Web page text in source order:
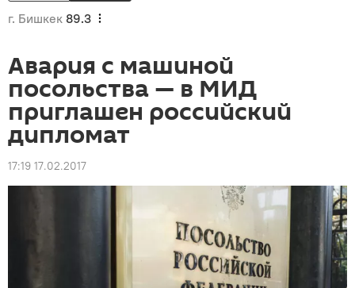
г. Бишкек 89.3
Авария с машиной
посольства — в МИД
приглашен российский
дипломат
17:19 17.02.2017